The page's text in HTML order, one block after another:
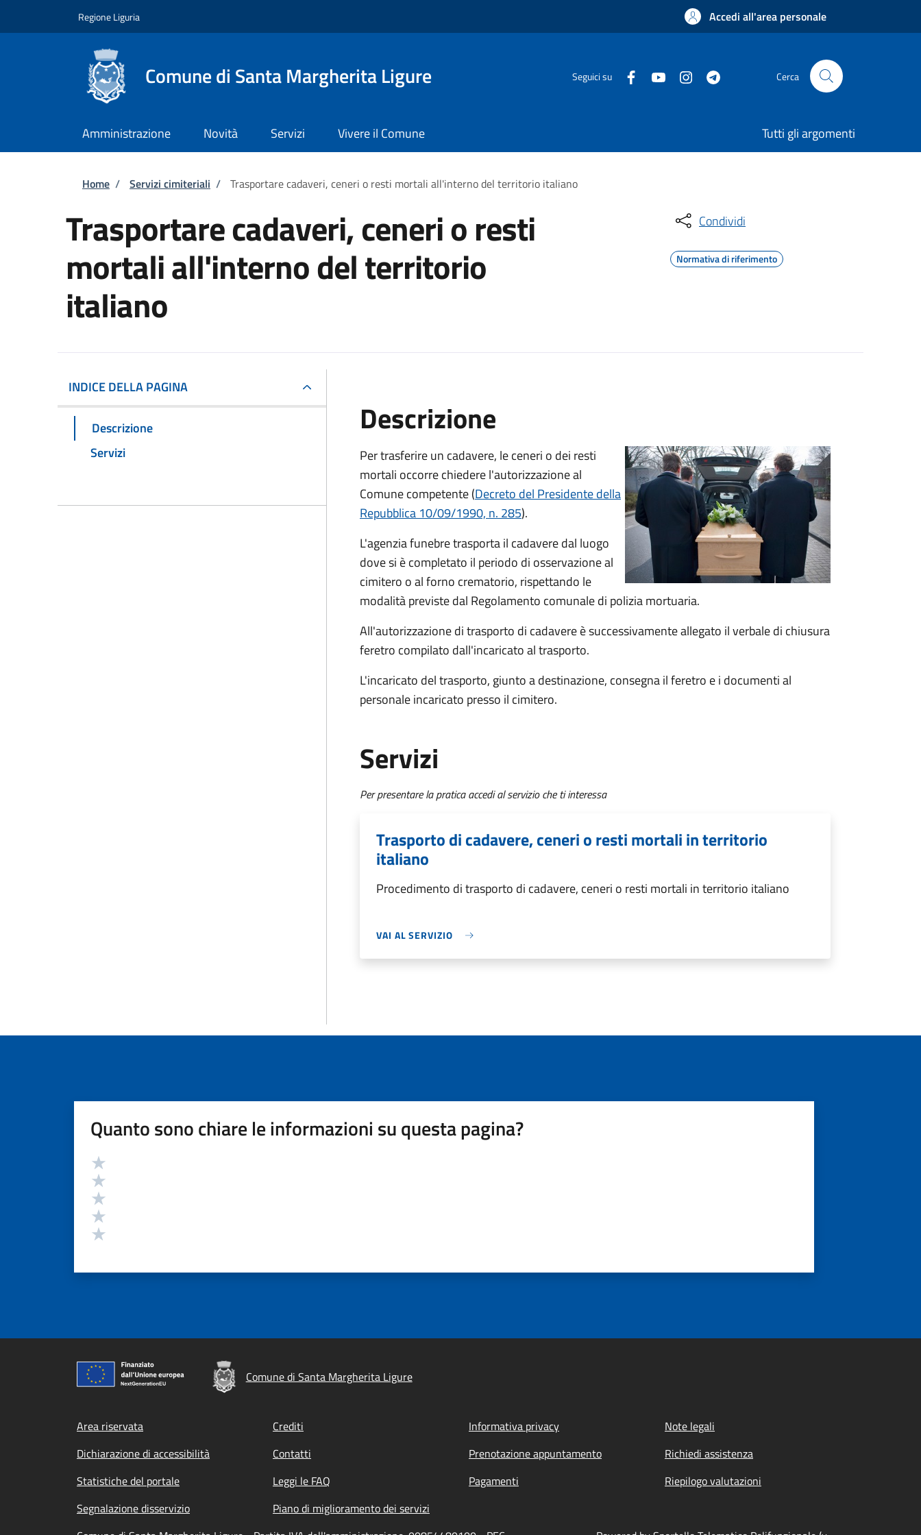
Regione Liguria Accedi all'area personale
Comune di Santa Margherita Ligure Seguici su Cerca
Amministrazione Novità Servizi Vivere il Comune Tutti gli argomenti
Briciole di pane
Home / Servizi cimiteriali / Trasportare cadaveri, ceneri o resti mortali all'interno del territorio italiano
Trasportare cadaveri, ceneri o resti
mortali all'interno del territorio
italiano
Condividi
Normativa di riferimento
INDICE DELLA PAGINA
Descrizione
Servizi
Descrizione
Per trasferire un cadavere, le ceneri o dei resti
mortali occorre chiedere l'autorizzazione al
Comune competente (Decreto del Presidente della
Repubblica 10/09/1990, n. 285).
L'agenzia funebre trasporta il cadavere dal luogo
dove si è completato il periodo di osservazione al
cimitero o al forno crematorio, rispettando le
modalità previste dal Regolamento comunale di polizia mortuaria.
All'autorizzazione di trasporto di cadavere è successivamente allegato il verbale di chiusura
feretro compilato dall'incaricato al trasporto.
L'incaricato del trasporto, giunto a destinazione, consegna il feretro e i documenti al
personale incaricato presso il cimitero.
Servizi
Per presentare la pratica accedi al servizio che ti interessa
Trasporto di cadavere, ceneri o resti mortali in territorio
italiano
Procedimento di trasporto di cadavere, ceneri o resti mortali in territorio italiano
VAI AL SERVIZIO
Quanto sono chiare le informazioni su questa pagina?
Valutazione
Comune di Santa Margherita Ligure
Footer menu
Area riservata Crediti Informativa privacy
Note legali
Dichiarazione di accessibilità
Contatti Prenotazione appuntamento
Richiedi assistenza
Statistiche del portale
Leggi le FAQ Pagamenti
Riepilogo valutazioni
Segnalazione disservizio
Piano di miglioramento dei servizi